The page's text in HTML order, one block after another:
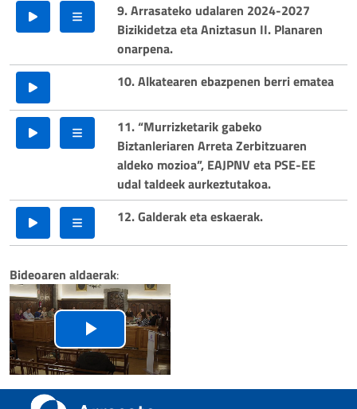
9. Arrasateko udalaren 2024-2027
Bizikidetza eta Aniztasun II. Planaren
onarpena.
10. Alkatearen ebazpenen berri ematea
11. “Murrizketarik gabeko
Biztanleriaren Arreta Zerbitzuaren
aldeko mozioa”, EAJPNV eta PSE-EE
udal taldeek aurkeztutakoa.
12. Galderak eta eskaerak.
Bideoaren aldaerak:
Riproduci
il